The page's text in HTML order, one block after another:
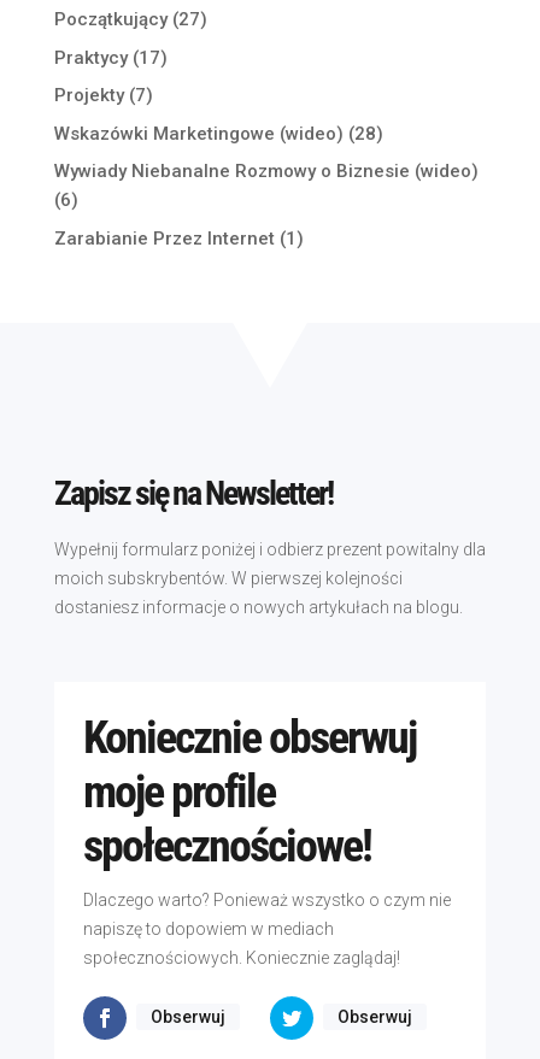
Początkujący(27)
Praktycy(17)
Projekty(7)
Wskazówki Marketingowe (wideo) (28)
Wywiady Niebanalne Rozmowy o Biznesie (wideo)
(6)
Zarabianie Przez Internet(1)
Zapisz się na Newsletter!
Wypełnij formularz poniżej i odbierz prezent powitalny dla
moich subskrybentów. W pierwszej kolejności
dostaniesz informacje o nowych artykułach na blogu.
Koniecznie obserwuj
moje profile
społecznościowe!
Dlaczego warto? Ponieważ wszystko o czym nie
napiszę to dopowiem w mediach
społecznościowych. Koniecznie zaglądaj!
Obserwuj Obserwuj